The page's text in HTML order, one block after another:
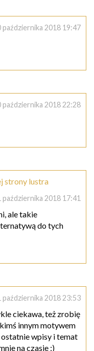
października 2018 19:47
października 2018 22:28
strony lustra
października 2018 17:41
ale takie
do tych
października 2018 23:53
ciekawa, też zrobię
innym motywem
wpisy i temat
na czasie :)